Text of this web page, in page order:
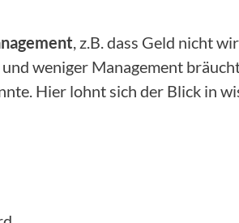
, z.B. dass Geld nicht
weniger Management
Hier lohnt sich der Blick in